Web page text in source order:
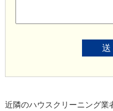
送
近隣のハウスクリーニング業